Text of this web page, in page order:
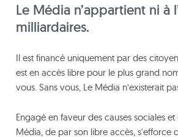
Le Média n’appartient ni à
milliardaires.
Il est financé uniquement par des
est en accès libre pour le plus grand
vous. Sans vous, Le Média n’existerait
Engagé en faveur des causes sociales
Média, de par son libre accès, s'efforce